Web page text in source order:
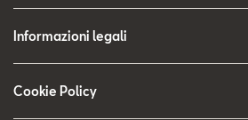
Informazioni legali
Cookie Policy